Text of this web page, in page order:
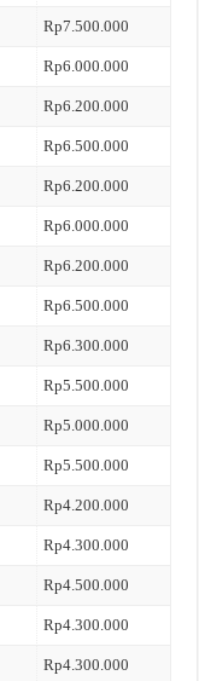
Rp7.500.000
Rp6.000.000
Rp6.200.000
Rp6.500.000
Rp6.200.000
Rp6.000.000
Rp6.200.000
Rp6.500.000
Rp6.300.000
Rp5.500.000
Rp5.000.000
Rp5.500.000
Rp4.200.000
Rp4.300.000
Rp4.500.000
Rp4.300.000
Rp4.300.000